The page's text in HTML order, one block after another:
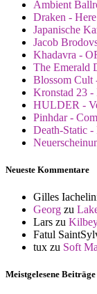
Ambient
Draken -
Japanische
Jacob
Khadavra -
The Emerald
Blossom Cult
Kronstad 23 -
HULDER -
Pinhdar -
Death-Static
Neueste Kommentare
Gilles
Georg zu
Lars zu
Fatul
tux zu Soft
Meistgelesene Beiträge